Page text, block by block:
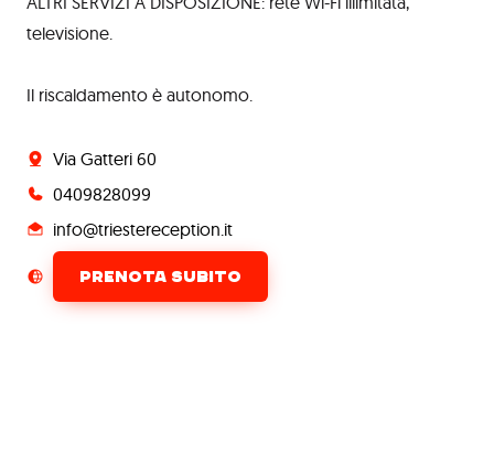
televisione.
Il riscaldamento è autonomo.
Via Gatteri 60
0409828099
info@triestereception.it
PRENOTA SUBITO